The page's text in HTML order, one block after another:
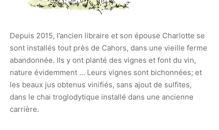
Depuis 2015, l’ancien libraire et son épouse Charlotte se
sont installés tout près de Cahors, dans une vieille ferme
abandonnée. Ils y ont planté des vignes et font du vin,
nature évidemment … Leurs vignes sont bichonnées; et
les beaux jus obtenus vinifiés, sans ajout de sulfites,
dans le chai troglodytique installé dans une ancienne
carrière.